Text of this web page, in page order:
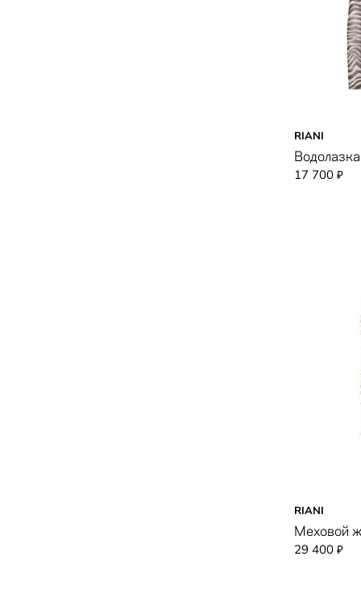
RIANI
17 700 ₽
RIANI
Меховой
29 400 ₽